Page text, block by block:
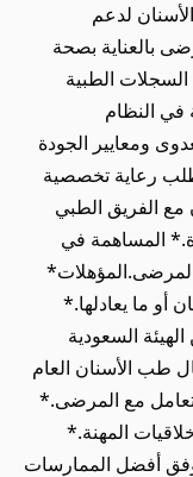
لدعم
بالعناية بصحة
السجلات الطبية
في النظام
ومعايير الجودة
رعاية تخصصية
مع الفريق الطبي
المساهمة في
أو ما يعادلها.*
السعودية
طب الأسنان العام
مع المرضى.*
المهنة.*
وفق أفضل الممارسات